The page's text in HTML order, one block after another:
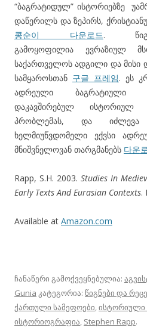
“ბაგრატიდულ” ისტორიებზე
დაწერილს და ზეპირს,
콩순이 다운로드.
გამოყოფილია ევრაზიულ
საქართველოს ადგილი და მისი
სამყაროსთან 구글 프레임. ეს
ადრეული ბაგრატიული
დაკავშირებულ
პრობლემას, და იძლევა
ხელმიუწვდომელი ექვსი
მნიშვნელოვან თარგმანებს 다운
Rapp, S.H. 2003. Studies In
Early Texts And Eurasian Contexts.
Available at Amazon.com
ჩანაწერი გამოქვეყნებულია:
Gunia კატეგორია: წიგნები და
ქართული სამეფოები,ისტორიული
ისტორიოგრაფია, Stephen Rapp.